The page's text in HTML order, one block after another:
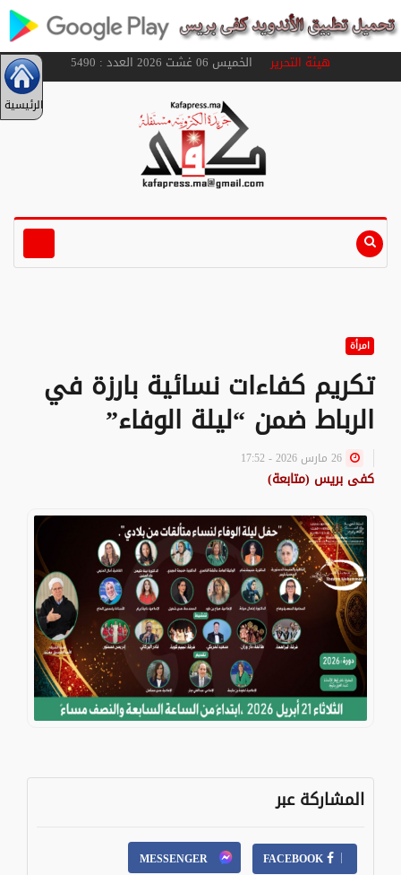
هيئة التحريرالخميس 06 غشت 2026 العدد : 5490
الرئيسية
امرأة
تكريم كفاءات نسائية بارزة في
الرباط ضمن “ليلة الوفاء”
كفى بريس (متابعة)
المشاركة عبر
FACEBOOK
MESSENGER